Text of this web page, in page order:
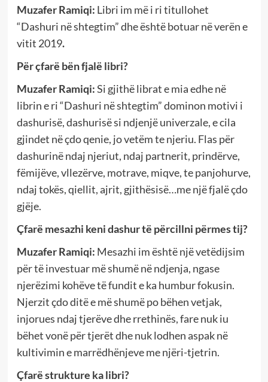
Muzafer Ramiqi: Libri im më i ri titullohet
“Dashuri në shtegtim” dhe është botuar në verën e
vitit 2019.
Për çfarë bën fjalë libri?
Muzafer Ramiqi:Si gjithë librat e mia edhe në
librin e ri “Dashuri në shtegtim” dominon motivi i
dashurisë, dashurisë si ndjenjë univerzale, e cila
gjindet në çdo qenie, jo vetëm te njeriu. Flas për
dashurinë ndaj njeriut, ndaj partnerit, prindërve,
fëmijëve, vllezërve, motrave, miqve, te panjohurve,
ndaj tokës, qiellit, ajrit, gjithësisë…me një fjalë çdo
gjëje.
Çfarë mesazhi keni dashur të përcillni përmes tij?
Muzafer Ramiqi: Mesazhi im është një vetëdijsim
për të investuar më shumë në ndjenja, ngase
njerëzimi kohëve të fundit e ka humbur fokusin.
Njerzit çdo ditë e më shumë po bëhen vetjak,
injorues ndaj tjerëve dhe rrethinës, fare nuk iu
bëhet vonë për tjerët dhe nuk lodhen aspak në
kultivimin e marrëdhënjeve me njëri-tjetrin.
Çfarë strukture ka libri?